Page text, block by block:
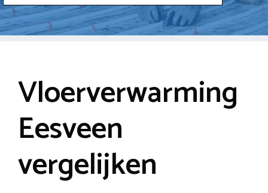
Vloerverwarming
Eesveen
vergelijken